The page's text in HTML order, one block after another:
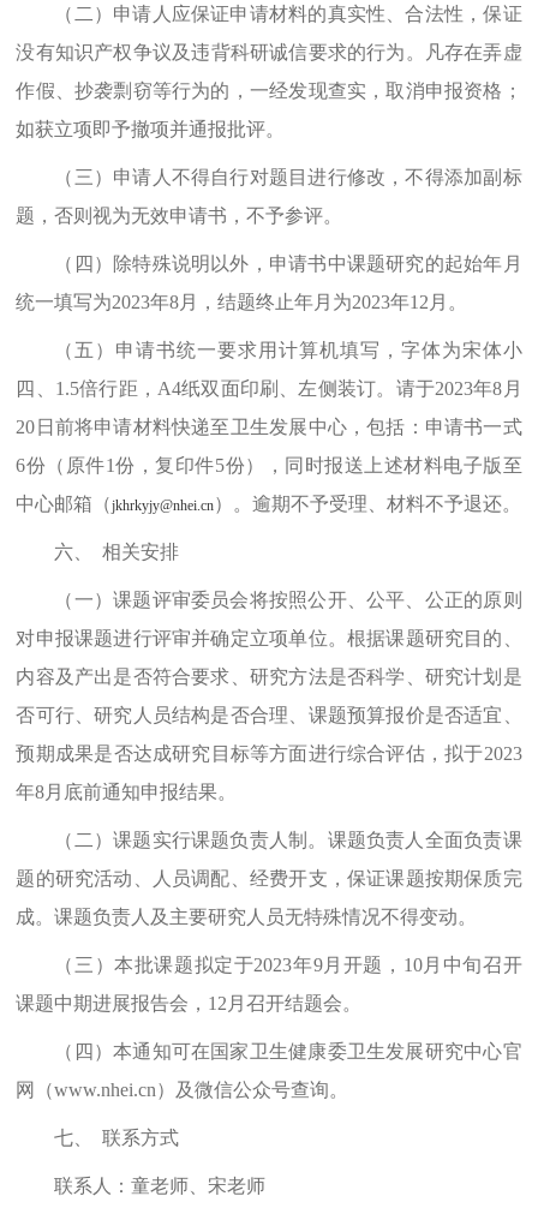
（二） 申请人应保证申请材料的真实性、合法性 ，保证
没有知识产权争议及违背科研诚信要求的行为。凡存在弄虚
作假、抄袭剽窃等行为的，一经发现查实，取消申报资格 ；
如获立项即予撤项并通报批评。
（三） 申请人 不得自行对题目进行修改，不得添加副标
题，否则视为无效申请书，不予参评。
（四）
除特殊说明以外，申请书中课题研究的起始年月
统一填写为2023年8月，结题终止年月为2023年12 月。
（五） 申请书统一要求用计算机填写， 字体为宋体小
四、 1.5倍行距 ， A4纸双面印刷、左侧装订。请于2023年8 月
20 日前将申请材料快递至卫生发展中心，包括：申请书一式
6份（原件1份，复印件5份）， 同时报送上述材料电子版至
中心邮箱（jkhrkyjy@nhei.cn）。逾期不予受理、材料不予退还。
六、 相关安排
（一）课题评审委员会将按照公开、公平、公正的原则
对申报课题进行评审并确定立项单位。根据课题研究目的、
内容及产出是否符合要求、研究方法是否科学、研究计划是
否可行、研究人员结构是否合理、课题预算报价是否适宜
预期成果是否达成研究目标等方面进行综合评估，拟于2023
年8月底前通知申报结果。
（二）课题实行课题负责人制。课题负责人全面负责课
题的研究活动、人员调配、经费开支，保证课题按期保质完
成。课题负责人及主要研究人员无特殊情况不得变动。
（三）本批课题拟定于2023年9月开题， 10月中旬召开
课题中期进展报告会， 12 月召开结题会。
（四）本通知可在国家卫生健康委卫生发展研究中心官
网（www.nhei.cn）及微信公众号查询。
七、 联系方式
联系 人：童老师、宋老师